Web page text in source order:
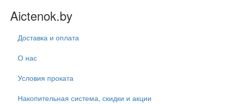
Aictenok.by
Доставка и оплата
О нас
Условия проката
Накопительная система, скидки и акции